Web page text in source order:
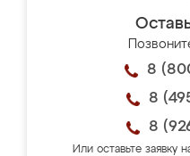
8
8
8
Или оставьте заявку